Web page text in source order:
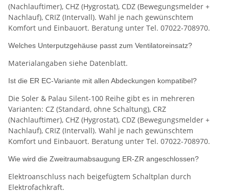
(Nachlauftimer), CHZ (Hygrostat), CDZ (Bewegungsmelder +
Nachlauf), CRIZ (Intervall). Wahl je nach gewünschtem
Komfort und Einbauort. Beratung unter Tel. 07022-708970.
Welches Unterputzgehäuse passt zum Ventilatoreinsatz?
Materialangaben siehe Datenblatt.
Ist die ER EC-Variante mit allen Abdeckungen kompatibel?
Die Soler & Palau Silent-100 Reihe gibt es in mehreren
Varianten: CZ (Standard, ohne Schaltung), CRZ
(Nachlauftimer), CHZ (Hygrostat), CDZ (Bewegungsmelder +
Nachlauf), CRIZ (Intervall). Wahl je nach gewünschtem
Komfort und Einbauort. Beratung unter Tel. 07022-708970.
Wie wird die Zweitraumabsaugung ER-ZR angeschlossen?
Elektroanschluss nach beigefügtem Schaltplan durch
Elektrofachkraft.